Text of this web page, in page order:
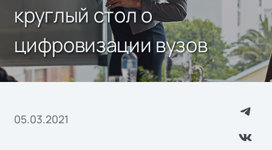
круглый стол о
цифровизации вузов
05.03.2021